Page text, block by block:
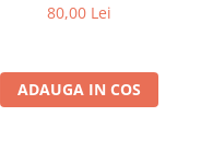
80,00 Lei
ADAUGA IN COS